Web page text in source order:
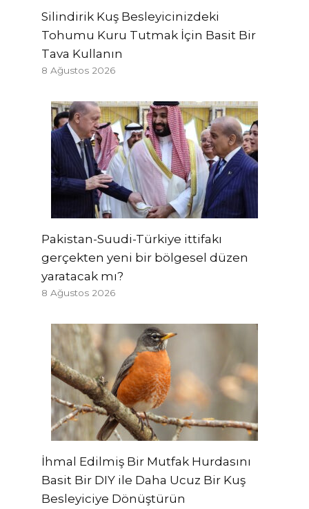
Silindirik Kuş Besleyicinizdeki
Tohumu Kuru Tutmak İçin Basit Bir
Tava Kullanın
8 Ağustos 2026
Pakistan-Suudi-Türkiye ittifakı
gerçekten yeni bir bölgesel düzen
yaratacak mı?
8 Ağustos 2026
İhmal Edilmiş Bir Mutfak Hurdasını
Basit Bir DIY ile Daha Ucuz Bir Kuş
Besleyiciye Dönüştürün